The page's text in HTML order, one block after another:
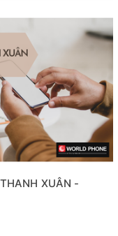
XUÂN -